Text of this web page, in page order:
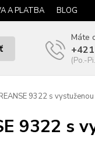
A PLATBA BLOG
Máte
(Po.-
9322 s
9322 s